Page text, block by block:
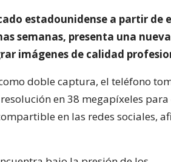
estadounidense a partir de
semanas, presenta una nueva
imágenes de calidad
doble captura, el teléfono
en 38 megapíxeles
en las redes sociales,